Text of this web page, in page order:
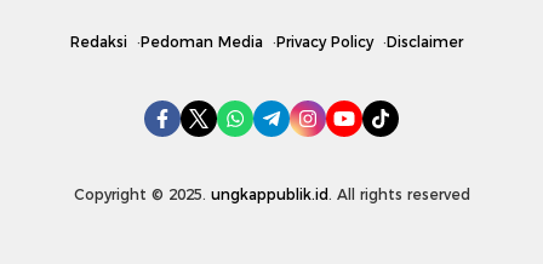
Redaksi Pedoman Media Privacy Policy Disclaimer
Copyright © 2025. ungkappublik.id. All rights reserved